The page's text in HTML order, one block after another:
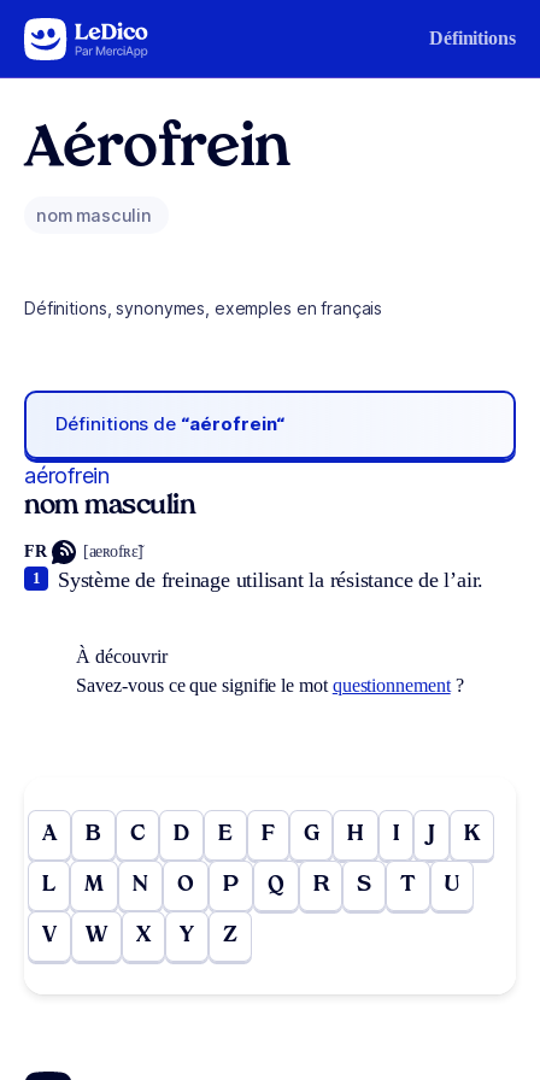
Aller au contenu Définitions
Aérofrein
nom masculin
Définitions, synonymes, exemples en français
Définitions de “aérofrein“
aérofrein
nom masculin
FR [aeʀofʀɛ̃]
Système de freinage utilisant la résistance de l’air.
1
À découvrir
Savez-vous ce que signifie le mot questionnement?
A B C D E F G H I J K
L M N O P Q R S T U
V W X Y Z